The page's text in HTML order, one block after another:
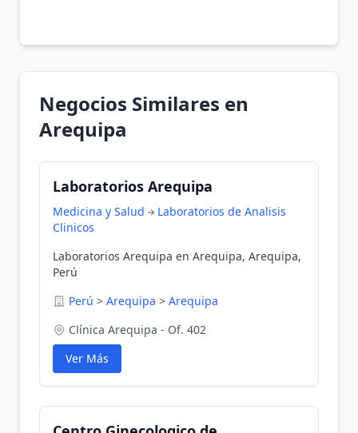
Negocios Similares en
Arequipa
Laboratorios Arequipa
Medicina y Salud
Laboratorios de Analisis
Clinicos
Laboratorios Arequipa en Arequipa, Arequipa,
Perú
Perú > Arequipa > Arequipa
Clínica Arequipa - Of. 402
Ver Más